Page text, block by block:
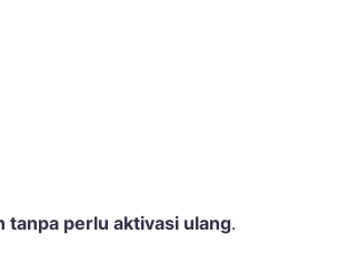
tanpa perlu aktivasi ulang.